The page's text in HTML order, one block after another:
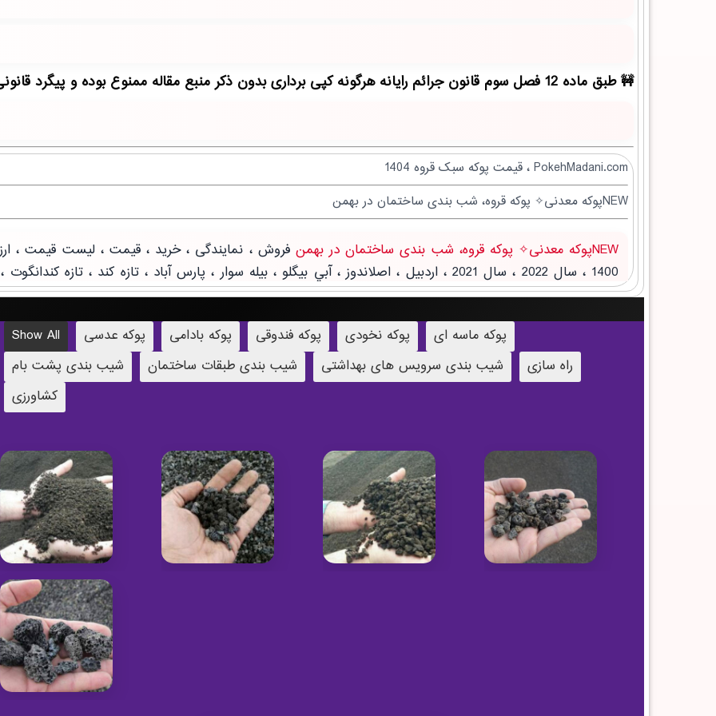
طبق ماده 12 فصل سوم قانون جرائم رایانه هرگونه کپی برداری بدون ذکر منبع مقاله ممنوع بوده و پیگرد قانونی دارد!
PokehMadani.com ، قیمت پوکه سبک قروه 1404
NEWپوکه معدنی✧ پوکه قروه، شب بندی ساختمان در بهمن
NEWپوکه معدنی✧ پوکه قروه، شب بندی ساختمان در بهمن
Show All پوکه عدسی پوکه بادامی پوکه فندوقی پوکه نخودی
پوکه ماسه ای
شیب بندی پشت بام
شیب بندی طبقات ساختمان شیب بندی سرویس های بهداشتی
راه سازی
کشاورزی